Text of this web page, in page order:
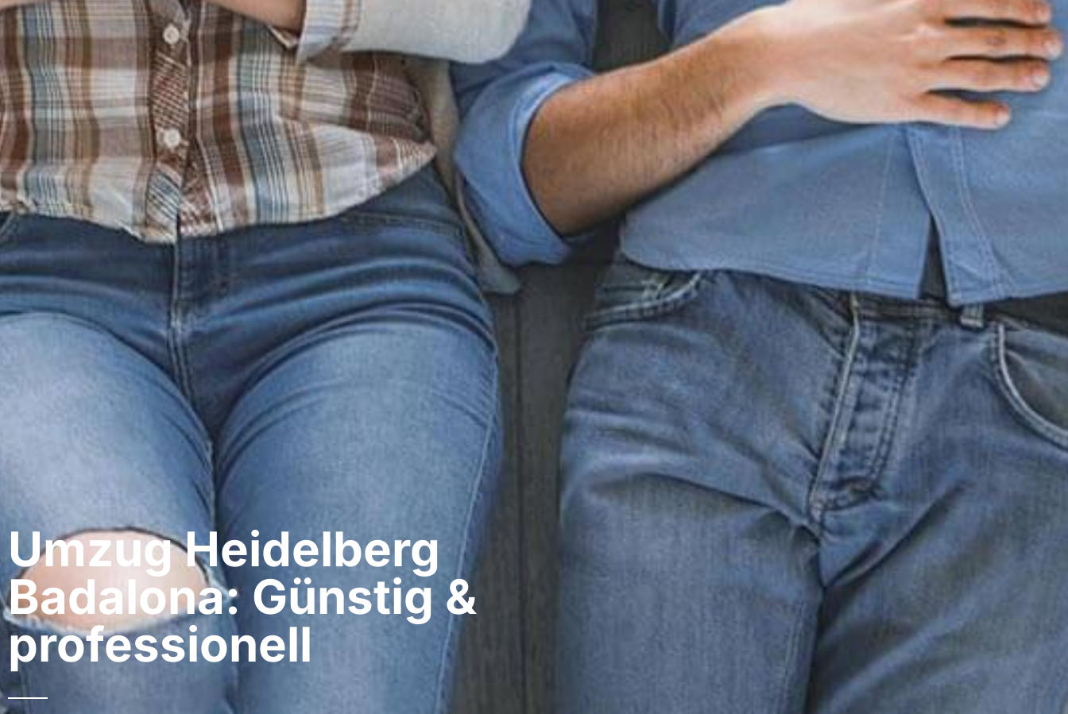
Umzug Heidelberg​
Badalona: Günstig &
professionell​